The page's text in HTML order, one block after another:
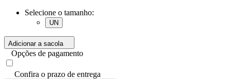
Selecione o tamanho:
UN
Adicionar a sacola
Opções de pagamento
Confira o prazo de entrega